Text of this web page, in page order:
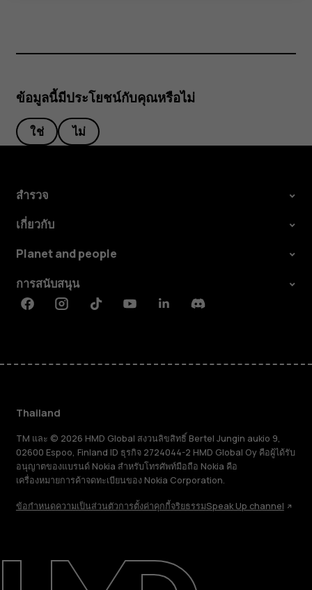
เกี่ยวกับ
ซ่อมแซม ใช้ซ้ำ รีไซเคิล
ข้อมูลนี้มีประโยชน์กับคุณหรือไม่
ใช่ ไม่
สำรวจ
เกี่ยวกับ
Planet and people
การสนับสนุน
FacebookInstagramTiktokYoutubeLinkedinDiscord
Thailand
TM และ © 2026 HMD Global สงวนลิขสิทธิ์ Bertel Jungin aukio 9,
02600 Espoo, Finland ID ธุรกิจ 2724044-2 HMD Global Oy คือผู้ได้รับ
อนุญาตของแบรนด์ Nokia สำหรับโทรศัพท์มือถือ Nokia คือ
เครื่องหมายการค้าจดทะเบียนของ Nokia Corporation.
ข้อกำหนดความเป็นส่วนตัวการตั้งค่าคุกกี้จริยธรรมSpeak Up channel